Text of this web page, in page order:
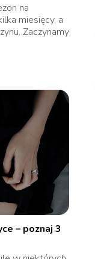
na
miesięcy, a
Zaczynamy
– poznaj 3